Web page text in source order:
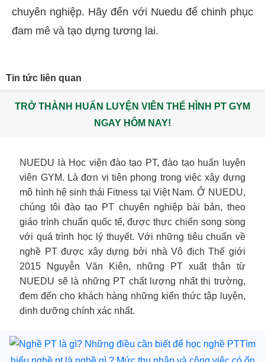
chuyên nghiệp. Hãy đến với Nuedu để chinh phục
đam mê và tạo dựng tương lai.
Tin tức liên quan
TRỞ THÀNH HUẤN LUYỆN VIÊN THỂ HÌNH PT GYM
NGAY HÔM NAY!
NUEDU là Học viện đào tạo PT, đào tạo huấn luyện
viên GYM. Là đơn vị tiên phong trong việc xây dựng
mô hình hệ sinh thái Fitness tại Việt Nam. Ở NUEDU,
chúng tôi đào tạo PT chuyên nghiệp bài bản, theo
giáo trình chuẩn quốc tế, được thực chiến song song
với quá trình học lý thuyết. Với những tiêu chuẩn về
nghề PT được xây dựng bởi nhà Vô địch Thế giới
2015 Nguyễn Văn Kiên, những PT xuất thân từ
NUEDU sẽ là những PT chất lượng nhất thị trường,
đem đến cho khách hàng những kiến thức tập luyện,
dinh dưỡng chính xác nhất.
Tìm